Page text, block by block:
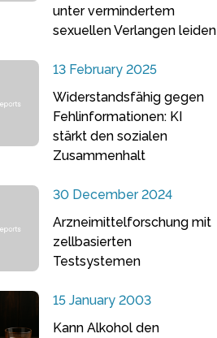
unter vermindertem
sexuellen Verlangen leiden
13 February 2025
Widerstandsfähig gegen
Fehlinformationen: KI
stärkt den sozialen
Zusammenhalt
30 December 2024
Arzneimittelforschung mit
zellbasierten
Testsystemen
15 January 2003
Kann Alkohol den